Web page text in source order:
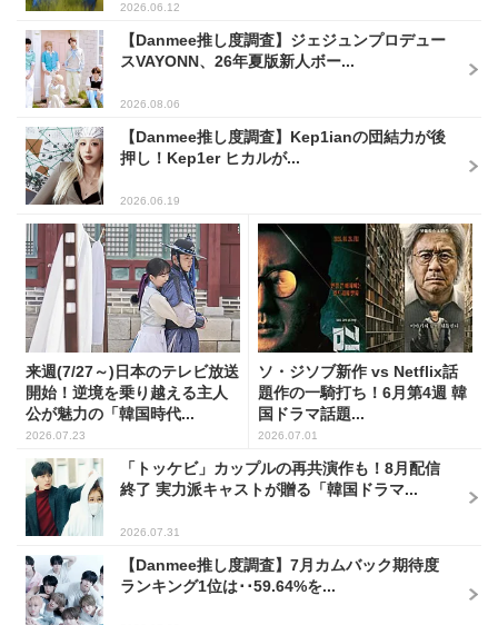
2026.06.12
【Danmee推し度調査】ジェジュンプロデュー
スVAYONN、26年夏版新人ボー...
2026.08.06
【Danmee推し度調査】Kep1ianの団結力が後
押し！Kep1er ヒカルが...
2026.06.19
来週(7/27～)日本のテレビ放送
開始！逆境を乗り越える主人
公が魅力の「韓国時代...
2026.07.23
ソ・ジソブ新作 vs Netflix話
題作の一騎打ち！6月第4週 韓
国ドラマ話題...
2026.07.01
「トッケビ」カップルの再共演作も！8月配信
終了 実力派キャストが贈る「韓国ドラマ...
2026.07.31
【Danmee推し度調査】7月カムバック期待度
ランキング1位は･･59.64%を...